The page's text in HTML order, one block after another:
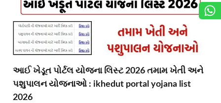
આઈ ખેડૂત પોર્ટલ યોજના લિસ્ટ 2026 તમામ ખેતી અને
પશુપાલન યોજનાઓ : ikhedut portal yojana list
2026